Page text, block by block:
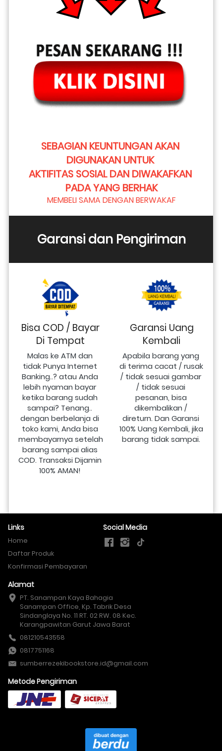
SEBAGIAN KEUNTUNGAN AKAN
DIGUNAKAN UNTUK
AKTIFITAS SOSIAL DAN DIWAKAFKAN
PADA YANG BERHAK
MEMBELI SAMA DENGAN BERWAKAF
Garansi dan Pengiriman
Bisa COD / Bayar
Di Tempat
Malas ke ATM dan
tidak Punya Internet
Banking..? atau Anda
lebih nyaman bayar
ketika barang sudah
sampai? Tenang..
dengan berbelanja di
toko kami, Anda bisa
membayarnya setelah
barang sampai alias
COD. Transaksi Dijamin
100% AMAN!
Garansi Uang
Kembali
Apabila barang yang
di terima cacat / rusak
/ tidak sesuai gambar
/ tidak sesuai
pesanan, bisa
dikembalikan /
direturn. Dan Garansi
100% Uang Kembali, jika
barang tidak sampai.
Links
Home
Daftar Produk
Konfirmasi Pembayaran
Social Media
Alamat
PT. Sanampan Kaya Bahagia
Sanampan Office, Kp. Tabrik Desa
Sindanglaya No. 11 RT. 02 RW. 08 Kec.
Karangpawitan Garut Jawa Barat
081210543558
0817751168
sumberrezekibookstore.id@gmail.com
Metode Pengiriman